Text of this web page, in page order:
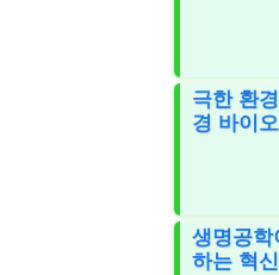
극한 환
경 바이
생명공학
하는 혁